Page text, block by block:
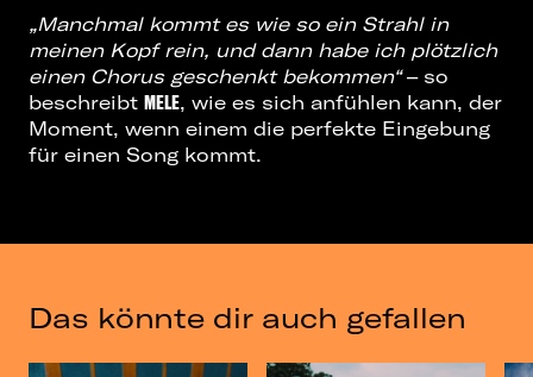
„Manchmal kommt es wie so ein Strahl in
meinen Kopf rein, und dann habe ich plötzlich
einen Chorus geschenkt bekommen“– so
beschreibt MELE, wie es sich anfühlen kann, der
Moment, wenn einem die perfekte Eingebung
für einen Song kommt.
Das könnte dir auch gefallen